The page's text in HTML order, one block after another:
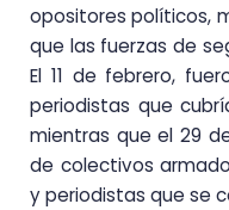
opositores políticos,
que las fuerzas de
El 11 de febrero,
periodistas que
mientras que el 29
de colectivos
y periodistas que se